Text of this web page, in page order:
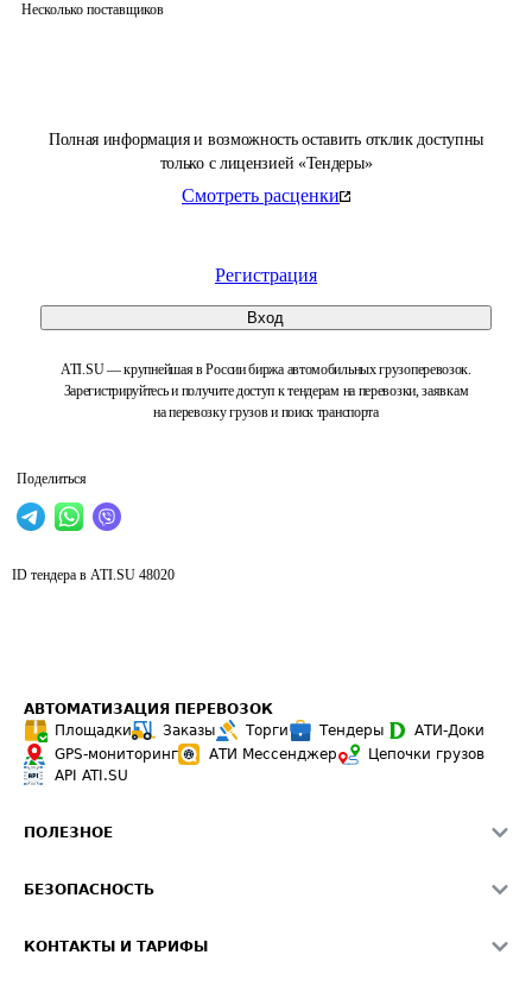
Полная информация и возможность оставить отклик доступны
только с лицензией «Тендеры»
Смотреть расценки
Регистрация
Вход
ATI.SU — крупнейшая в России биржа автомобильных грузоперевозок.
Зарегистрируйтесь и получите доступ к тендерам на перевозки, заявкам
на перевозку грузов и поиск транспорта
Поделиться
Несколько поставщиков
ID тендера в ATI.SU 48020
АВТОМАТИЗАЦИЯ ПЕРЕВОЗОК
Площадки
Заказы Торги Тендеры
АТИ-Доки
GPS-мониторинг
АТИ Мессенджер
Цепочки грузов
API ATI.SU
ПОЛЕЗНОЕ
Звезды ATI.SU на вашем сайте
БЕЗОПАСНОСТЬ
КОНТАКТЫ И ТАРИФЫ